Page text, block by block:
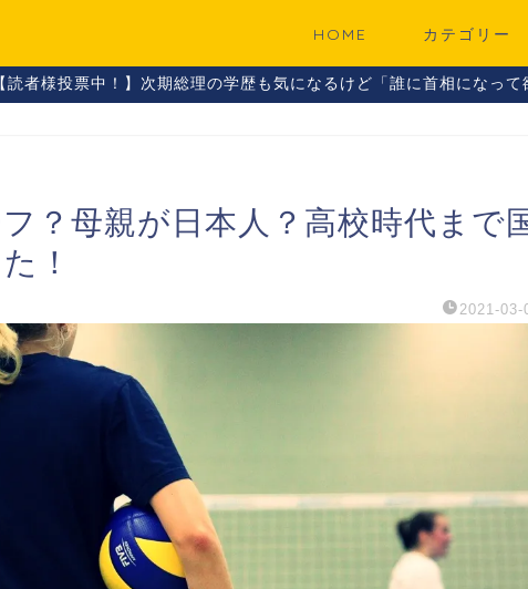
HOME カテゴリー
【読者様投票中！】次期総理の学歴も気になるけど「誰に首相になって
？母親が日本人？高校時代まで
！
2021-03-